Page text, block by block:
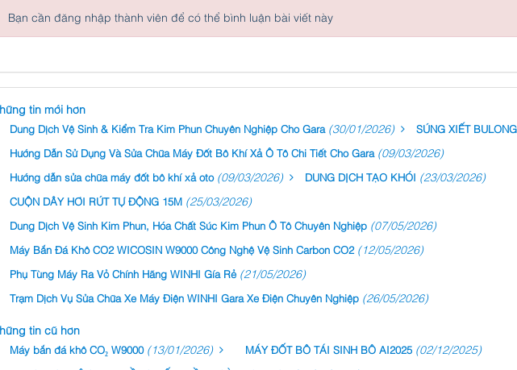
Bạn cần đăng nhập thành viên để có thể bình luận bài viết này
tin mới hơn
Dung Dịch Vệ Sinh & Kiểm Tra Kim Phun Chuyên Nghiệp Cho Gara (30/01/2026) SÚNG XIẾT
Hướng Dẫn Sử Dụng Và Sửa Chữa Máy Đốt Bô Khí Xả Ô Tô Chi Tiết Cho Gara (09/03/2026)
Hướng dẫn sửa chữa máy đốt bô khí xả oto (09/03/2026) DUNG DỊCH TẠO KHÓI (23/03/2026)
CUỘN DÂY HƠI RÚT TỰ ĐỘNG 15M (25/03/2026)
Dung Dịch Vệ Sinh Kim Phun, Hóa Chất Súc Kim Phun Ô Tô Chuyên Nghiệp (07/05/2026)
Máy Bắn Đá Khô CO2 WICOSIN W9000 Công Nghệ Vệ Sinh Carbon CO2 (12/05/2026)
Phụ Tùng Máy Ra Vỏ Chính Hãng WINHI Gía Rẻ (21/05/2026)
Trạm Dịch Vụ Sửa Chữa Xe Máy Điện WINHI Gara Xe Điện Chuyên Nghiệp (26/05/2026)
tin cũ hơn
Máy bắn đá khô CO₂ W9000 (13/01/2026) MÁY ĐỐT BÔ TÁI SINH BÔ AI2025 (02/12/2025)